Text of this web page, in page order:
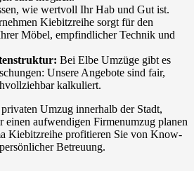
wie wertvoll Ihr Hab und Gut ist.
Kiebitzreihe sorgt für den
Möbel, empfindlicher Technik und
Bei Elbe Umzüge gibt es
Unsere Angebote sind fair,
kalkuliert.
Umzug innerhalb der Stadt,
einen aufwendigen Firmenumzug planen
Kiebitzreihe profitieren Sie von Know-
Betreuung.